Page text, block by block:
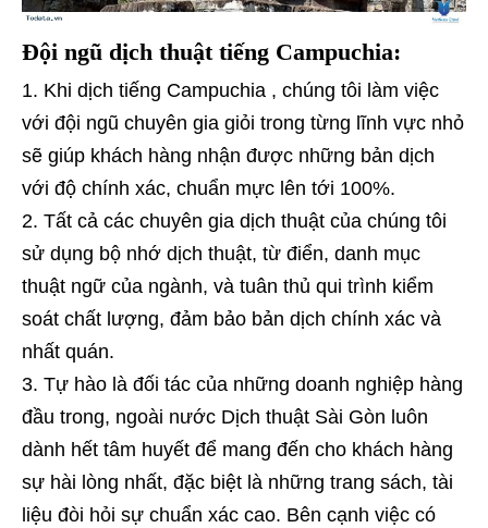
Đội ngũ dịch thuật tiếng Campuchia:
Khi dịch tiếng Campuchia , chúng tôi làm việc
với đội ngũ chuyên gia giỏi trong từng lĩnh vực nhỏ
sẽ giúp khách hàng nhận được những bản dịch
với độ chính xác, chuẩn mực lên tới 100%.
Tất cả các chuyên gia dịch thuật của chúng tôi
sử dụng bộ nhớ dịch thuật, từ điển, danh mục
thuật ngữ của ngành, và tuân thủ qui trình kiểm
soát chất lượng, đảm bảo bản dịch chính xác và
nhất quán.
Tự hào là đối tác của những doanh nghiệp hàng
đầu trong, ngoài nước Dịch thuật Sài Gòn luôn
dành hết tâm huyết để mang đến cho khách hàng
sự hài lòng nhất, đặc biệt là những trang sách, tài
liệu đòi hỏi sự chuẩn xác cao. Bên cạnh việc có